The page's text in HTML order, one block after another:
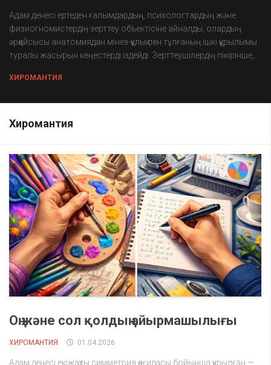
Адам денесі ертеден ғалымдардың, психологтардың және
физиогномистердің зерттеу объектісіне айналды, олардың
әрқайсысы анатомиядан мінез-құлық пен тұлғаның ішкі құрылымы
туралы жасырын кеңестерді іздейді. Зерттеушілердің пікірінше,...
ХИРОМАНТИЯ
Хиромантия
Оң және сол қолдың айырмашылығы
ХИРОМАНТИЯ 01.04.2026
Адам денесі екіжақты симметрия қағидасы бойынша құрылған —